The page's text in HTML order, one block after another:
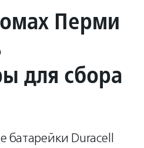
Перми
для сбора
батарейки Duracell